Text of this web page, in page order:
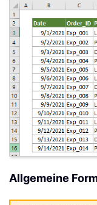
Allgemeine